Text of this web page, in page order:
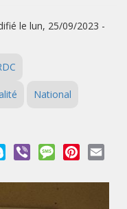
le lun, 25/09/2023 -
National
Skype Viber MessagePinterest